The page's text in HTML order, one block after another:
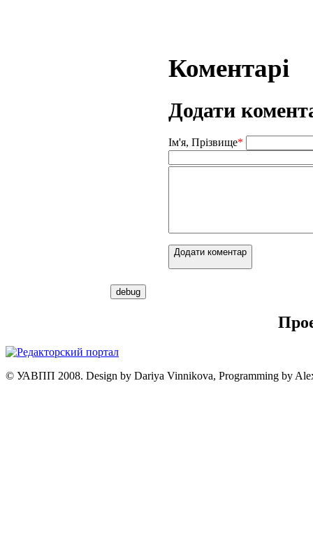
Коментарі
Додати
Ім'я, Прізвище*
Додати коментар
© УАВПП 2008. Design by Dariya Vinnikova, Programming by